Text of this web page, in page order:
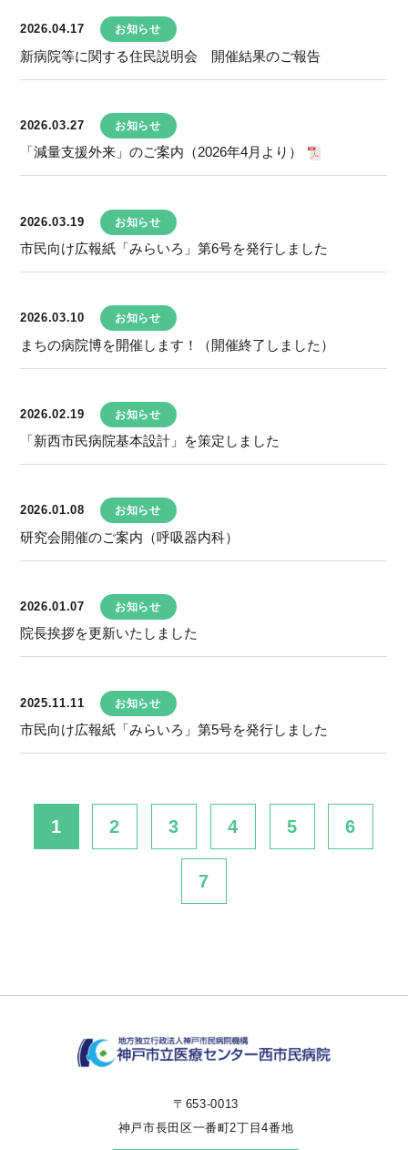
2026.04.17 お知らせ
新病院等に関する住民説明会 開催結果のご報告
2026.03.27 お知らせ
「減量支援外来」のご案内（2026年4月より）
2026.03.19 お知らせ
市民向け広報紙「みらいろ」第6号を発行しました
2026.03.10 お知らせ
まちの病院博を開催します！（開催終了しました）
2026.02.19 お知らせ
「新西市民病院基本設計」を策定しました
2026.01.08 お知らせ
研究会開催のご案内（呼吸器内科）
2026.01.07 お知らせ
院長挨拶を更新いたしました
2025.11.11 お知らせ
市民向け広報紙「みらいろ」第5号を発行しました
1 2 3 4 5 6
7
〒653-0013
神戸市長田区一番町2丁目4番地